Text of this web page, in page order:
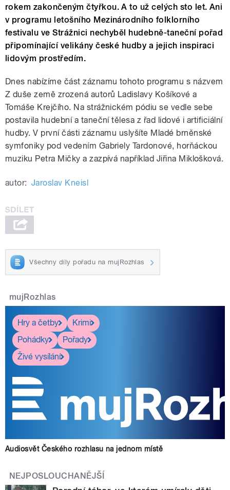
rokem zakončeným čtyřkou. A to už celých sto let. Ani
v programu letošního Mezinárodního folklorního
festivalu ve Strážnici nechyběl hudebně-taneční pořad
připomínající velikány české hudby a jejich inspiraci
lidovým prostředím.
Dnes nabízíme část záznamu tohoto programu s názvem
Z duše země zrozená autorů Ladislavy Košíkové a
Tomáše Krejčího. Na strážnickém pódiu se vedle sebe
postavila hudební a taneční tělesa z řad lidové i artificiální
hudby. V první části záznamu uslyšíte Mladé brněnské
symfoniky pod vedením Gabriely Tardonové, horňáckou
muziku Petra Mičky a zazpívá například Jiřina Miklošková.
autor: Jaroslav Kneisl
Všechny díly pořadu na mujRozhlas
mujRozhlas
Hry a četby
Krimi
Pohádky
Pořady
Živé vysílání
Audiosvět Českého rozhlasu na jednom místě
NEJPOSLOUCHANĚJŠÍ